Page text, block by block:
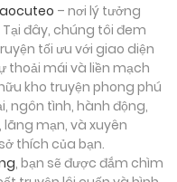
– nơi lý tưởng
đây, chúng tôi đem
tối ưu với giao diện
thoải mái và liền mạch
kho truyện phong phú
ngôn tình, hành động,
lãng mạn, và xuyên
thích của bạn.
, bạn sẽ được đắm chìm